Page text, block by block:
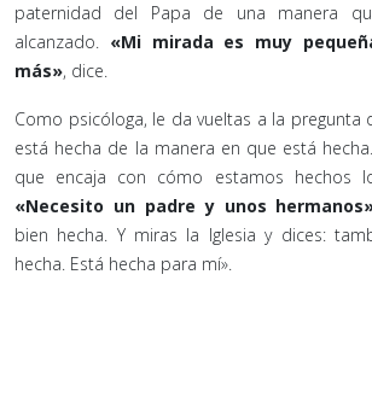
paternidad del Papa de una manera
alcanzado. «Mi mirada es muy
más», dice.
Como psicóloga, le da vueltas a la pregunta
está hecha de la manera en que está
que encaja con cómo estamos hechos
«Necesito un padre y unos
bien hecha. Y miras la Iglesia y dices:
hecha. Está hecha para mí».